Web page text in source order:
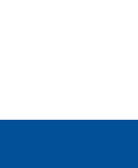
Описание искусственного интеллекта